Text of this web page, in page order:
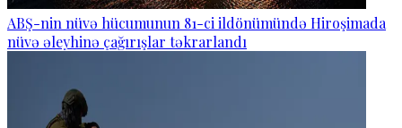
ABŞ-nin nüvə hücumunun 81-ci ildönümündə Hiroşimada
nüvə əleyhinə çağırışlar təkrarlandı